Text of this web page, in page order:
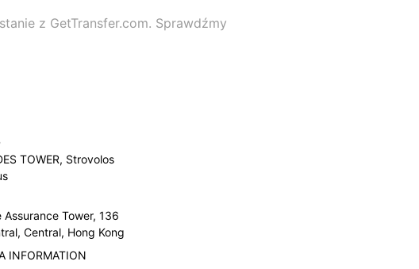
z GetTransfer.com. Sprawdźmy
TOWER, Strovolos
Tower, 136
Central, Hong Kong
INFORMATION